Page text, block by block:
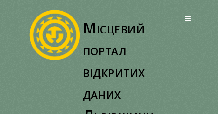
Місцевий
портал
відкритих
даних